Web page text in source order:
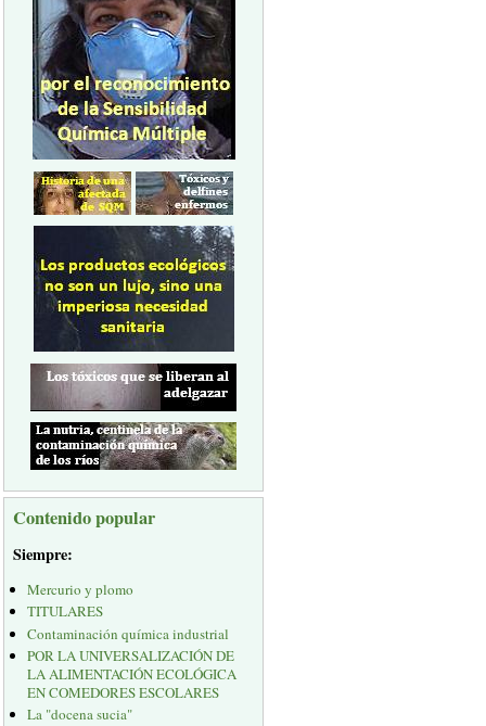
Contenido popular
Siempre:
Mercurio y plomo
TITULARES
Contaminación química industrial
POR LA UNIVERSALIZACIÓN DE
LA ALIMENTACIÓN ECOLÓGICA
EN COMEDORES ESCOLARES
La "docena sucia"